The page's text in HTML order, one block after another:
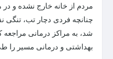
مردم از خانه خارج نشده و
چنانچه فردی دچار تب،
شد، به مراکز درمانی
بهداشتی و درمانی مسیر را